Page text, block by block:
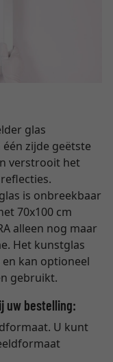
glas
één zijde geëtste
verstrooit het
is onbreekbaar
70x100 cm
alleen nog maar
Het kunstglas
kan optioneel
gebruikt.
uw bestelling:
U kunt